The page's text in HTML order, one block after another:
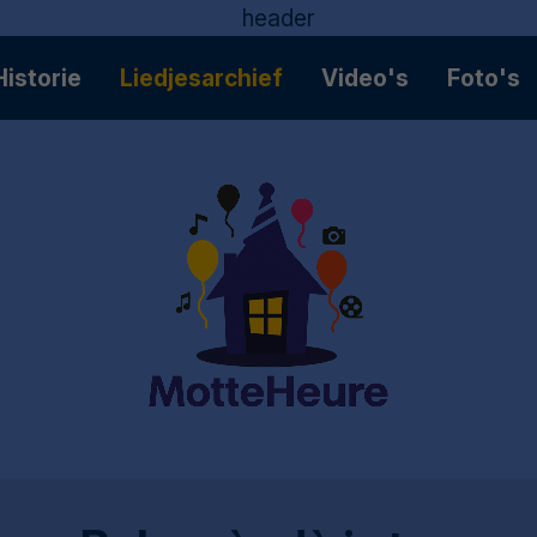
Liedjesarchief Video's Foto's